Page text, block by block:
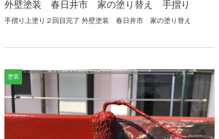
外壁塗装 春日井市 家の塗り替え 手摺り
手摺り上塗り２回目完了 外壁塗装 春日井市 家の塗り替え
塗装